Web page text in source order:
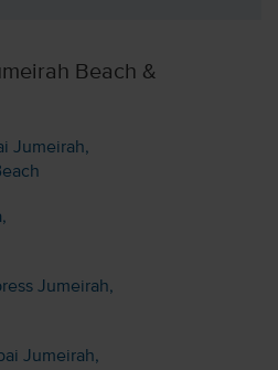
Beach &
Jumeirah,
Jumeirah,
Jumeirah,